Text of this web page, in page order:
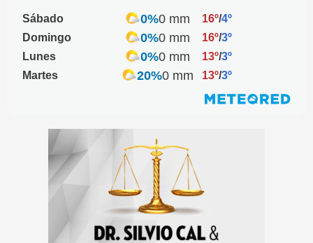
Sábado 0%0 mm 16º/4º
Domingo
0%0 mm 16º/3º
Lunes
0%0 mm 13º/3º
Martes
20%0 mm 13º/3º